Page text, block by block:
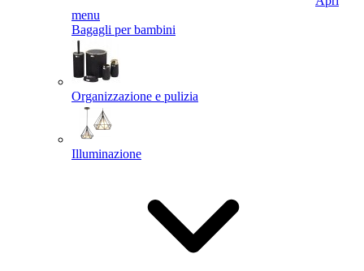
menu
Bagagli per bambini
Organizzazione e pulizia
Illuminazione